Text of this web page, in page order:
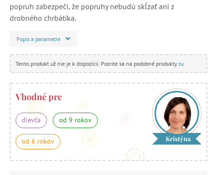
popruh zabezpečí, že popruhy nebudú skĺzať ani z
drobného chrbátika.
Popis a parametre
Tento produkt už nie je k dispozícii. Pozrite sa na podobné produkty tu
Vhodné pre
dievča od 9 rokov
od 6 rokov Kristýna